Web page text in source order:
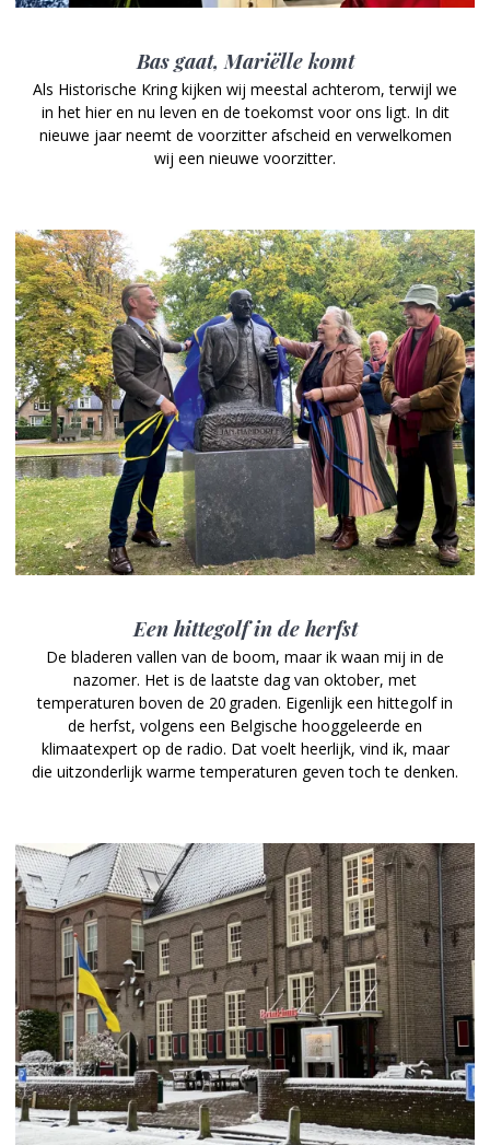
Bas gaat, Mariëlle komt
Als Historische Kring kijken wij meestal achterom, terwijl we
in het hier en nu leven en de toekomst voor ons ligt. In dit
nieuwe jaar neemt de voorzitter afscheid en verwelkomen
wij een nieuwe voorzitter.
Een hittegolf in de herfst
De bladeren vallen van de boom, maar ik waan mij in de
nazomer. Het is de laatste dag van oktober, met
temperaturen boven de 20 graden. Eigenlijk een hittegolf in
de herfst, volgens een Belgische hooggeleerde en
klimaatexpert op de radio. Dat voelt heerlijk, vind ik, maar
die uitzonderlijk warme temperaturen geven toch te denken.